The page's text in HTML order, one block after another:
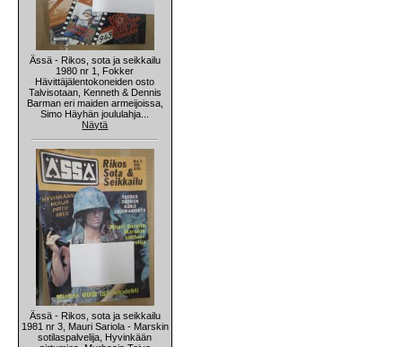
Ässä - Rikos, sota ja seikkailu
1980 nr 1, Fokker
Hävittäjälentokoneiden osto
Talvisotaan, Kenneth & Dennis
Barman eri maiden armeijoissa,
Simo Häyhän joululahja...
Näytä
Ässä - Rikos, sota ja seikkailu
1981 nr 3, Mauri Sariola - Marskin
sotilaspalvelija, Hyvinkään